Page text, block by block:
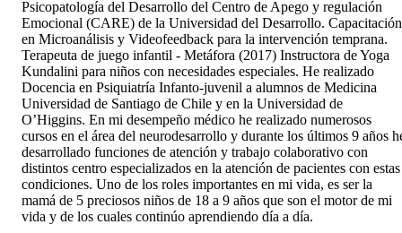
Psicopatología del Desarrollo del Centro de Apego y regulación
Emocional (CARE) de la Universidad del Desarrollo. Capacitación
en Microanálisis y Videofeedback para la intervención temprana.
Terapeuta de juego infantil - Metáfora (2017) Instructora de Yoga
Kundalini para niños con necesidades especiales. He realizado
Docencia en Psiquiatría Infanto-juvenil a alumnos de Medicina
Universidad de Santiago de Chile y en la Universidad de
O’Higgins. En mi desempeño médico he realizado numerosos
cursos en el área del neurodesarrollo y durante los últimos 9 años
desarrollado funciones de atención y trabajo colaborativo con
distintos centro especializados en la atención de pacientes con estas
condiciones. Uno de los roles importantes en mi vida, es ser la
mamá de 5 preciosos niños de 18 a 9 años que son el motor de mi
vida y de los cuales continúo aprendiendo día a día.